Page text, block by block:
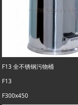
F13 全不锈钢污物桶
F13
F300x450